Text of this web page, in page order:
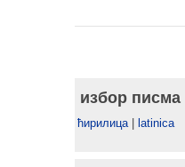
избор писма
ћирилица | latinica